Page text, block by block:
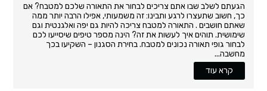
הגעתם לשלב שבו אתם צריכים לבחור את התאורה שלכם למטבח? אם
כך, חשוב שתעצרו לרגע ותבינו: זה משמעותי, אפילו הרבה יותר ממה
שאתם חושבים . התאורה למטבח צריכה להיות גם יפה ואלגנטית וגם
שימושית. תוהים איך לעשות את זה? הינה מספר טיפים שיסייעו לכם
לבחור גופי תאורה נכונים למטבח. בחירת הסגנון – השקיעו בכך
מחשבה...
קרא עוד